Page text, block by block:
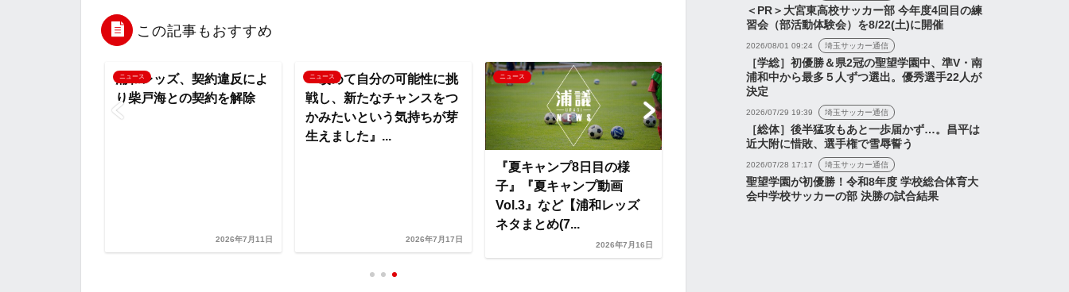
o
k
e a
k
この記事もおすすめ
ニュース
浦和レッズ、契約違反によ
り柴戸海との契約を解除
2026年7月11日
ニュース
『改めて自分の可能性に挑
戦し、新たなチャンスをつ
かみたいという気持ちが芽
生えました』...
2026年7月17日
ニュース
『夏キャンプ8日目の様
子』『夏キャンプ動画
Vol.3』など【浦和レッズ
ネタまとめ(7...
2026年7月16日
浦和レッズ、契約違反によ
り柴戸海との契約を解除
ニュース
『改めて自分の可能性に挑
かみたいという気持ちが芽
生えました』...
＜PR＞大宮東高校サッカー部 今年度4回目の練
習会（部活動体験会）を8/22(土)に開催
2026/08/01 09:24 埼玉サッカー通信
［学総］初優勝＆県2冠の聖望学園中、準V・南
浦和中から最多５人ずつ選出。優秀選手22人が
決定
2026/07/29 19:39 埼玉サッカー通信
［総体］後半猛攻もあと一歩届かず…。昌平は
近大附に惜敗、選手権で雪辱誓う
2026/07/28 17:17 埼玉サッカー通信
聖望学園が初優勝！令和8年度 学校総合体育大
会中学校サッカーの部 決勝の試合結果